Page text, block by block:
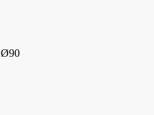
Ø90